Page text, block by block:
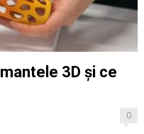
3D și ce
0